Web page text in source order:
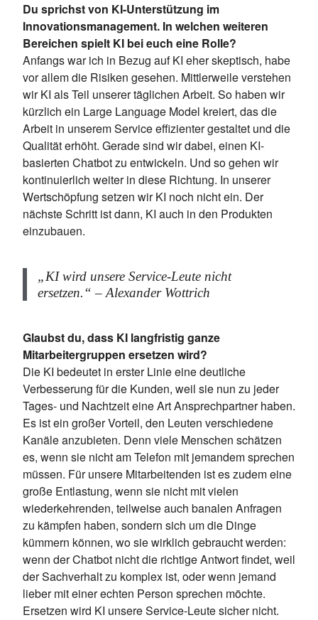
Du sprichst von KI-Unterstützung im
Innovationsmanagement. In welchen weiteren
Bereichen spielt KI bei euch eine Rolle?
Anfangs war ich in Bezug auf KI eher skeptisch, habe
vor allem die Risiken gesehen. Mittlerweile verstehen
wir KI als Teil unserer täglichen Arbeit. So haben wir
kürzlich ein Large Language Model kreiert, das die
Arbeit in unserem Service effizienter gestaltet und die
Qualität erhöht. Gerade sind wir dabei, einen KI-
basierten Chatbot zu entwickeln. Und so gehen wir
kontinuierlich weiter in diese Richtung. In unserer
Wertschöpfung setzen wir KI noch nicht ein. Der
nächste Schritt ist dann, KI auch in den Produkten
einzubauen.
„KI wird unsere Service-Leute nicht
ersetzen.“ – Alexander Wottrich
Glaubst du, dass KI langfristig ganze
Mitarbeitergruppen ersetzen wird?
Die KI bedeutet in erster Linie eine deutliche
Verbesserung für die Kunden, weil sie nun zu jeder
Tages- und Nachtzeit eine Art Ansprechpartner haben.
Es ist ein großer Vorteil, den Leuten verschiedene
Kanäle anzubieten. Denn viele Menschen schätzen
es, wenn sie nicht am Telefon mit jemandem sprechen
müssen. Für unsere Mitarbeitenden ist es zudem eine
große Entlastung, wenn sie nicht mit vielen
wiederkehrenden, teilweise auch banalen Anfragen
zu kämpfen haben, sondern sich um die Dinge
kümmern können, wo sie wirklich gebraucht werden:
wenn der Chatbot nicht die richtige Antwort findet, weil
der Sachverhalt zu komplex ist, oder wenn jemand
lieber mit einer echten Person sprechen möchte.
Ersetzen wird KI unsere Service-Leute sicher nicht.